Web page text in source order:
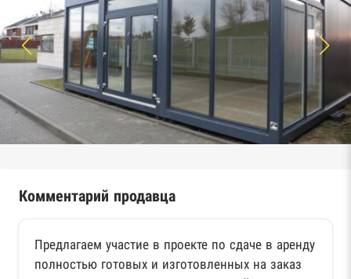
Комментарий продавца
Предлагаем участие в проекте по сдаче в аренду
полностью готовых и изготовленных на заказ